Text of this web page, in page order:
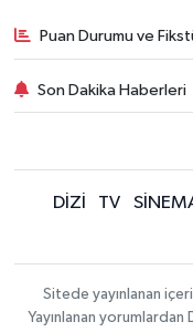
Puan Durumu ve
Son Dakika Haberleri
DİZİ TV
Sitede yayınlanan
Yayınlanan